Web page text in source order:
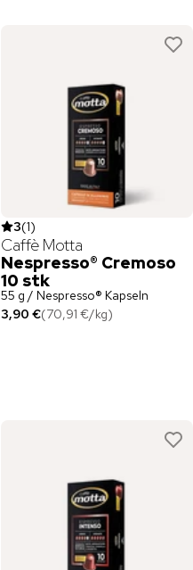
3(1)
Caffè Motta
Nespresso® Cremoso
10 stk
55 g / Nespresso® Kapseln
3,90 €(70,91 €/kg)